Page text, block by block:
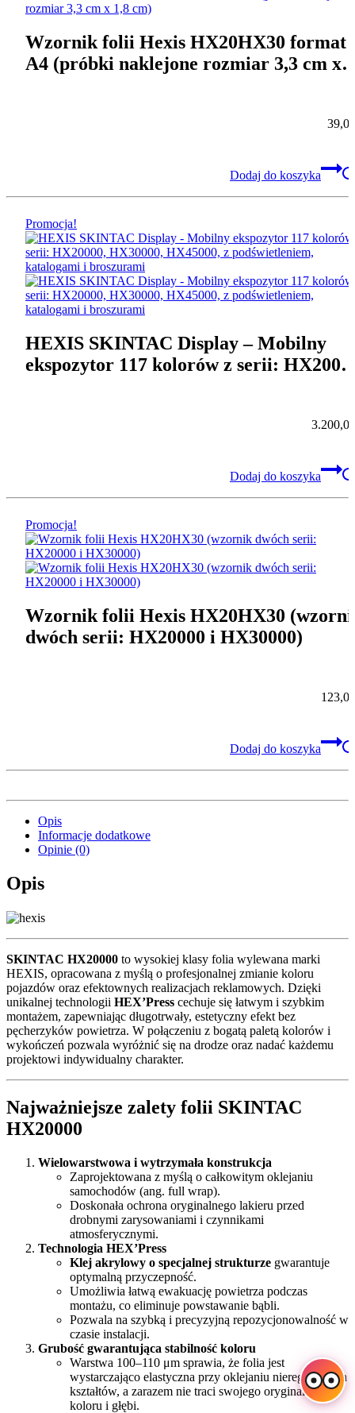
Wzornik folii Hexis HX20HX30 format
A4 (próbki naklejone rozmiar 3,3 cm x
Dodaj do koszyka
Promocja!
HEXIS SKINTAC Display – Mobilny
ekspozytor 117 kolorów z serii:
Dodaj do koszyka
Promocja!
Wzornik folii Hexis HX20HX30
dwóch serii: HX20000 i HX30000)
Dodaj do koszyka
Opis
Informacje dodatkowe
Opinie (0)
Opis
SKINTAC HX20000 to wysokiej klasy folia wylewana marki
HEXIS, opracowana z myślą o profesjonalnej zmianie koloru
pojazdów oraz efektownych realizacjach reklamowych. Dzięki
unikalnej technologii HEX’Press cechuje się łatwym i szybkim
montażem, zapewniając długotrwały, estetyczny efekt bez
pęcherzyków powietrza. W połączeniu z bogatą paletą kolorów i
wykończeń pozwala wyróżnić się na drodze oraz nadać każdemu
projektowi indywidualny charakter.
Najważniejsze zalety folii SKINTAC
HX20000
Wielowarstwowa i wytrzymała konstrukcja
Zaprojektowana z myślą o całkowitym oklejaniu
samochodów (ang. full wrap).
Doskonała ochrona oryginalnego lakieru przed
drobnymi zarysowaniami i czynnikami
atmosferycznymi.
Technologia HEX’Press
Klej akrylowy o specjalnej strukturze gwarantuje
optymalną przyczepność.
Umożliwia łatwą ewakuację powietrza podczas
montażu, co eliminuje powstawanie bąbli.
Pozwala na szybką i precyzyjną repozycjonowalność w
czasie instalacji.
Grubość gwarantująca stabilność koloru
Warstwa 100–110 μm sprawia, że folia jest
wystarczająco elastyczna przy oklejaniu nieregularnych
kształtów, a zarazem nie traci swojego oryginalnego
koloru i głębi.